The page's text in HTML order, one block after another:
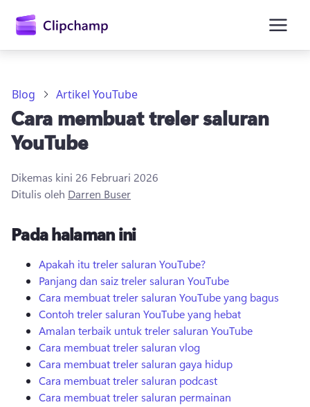
utama
Cuba secara percuma
Blog Artikel YouTube
Cara membuat treler saluran
YouTube
Dikemas kini 26 Februari 2026
Ditulis oleh Darren Buser
Pada halaman ini
Apakah itu treler saluran YouTube?
Panjang dan saiz treler saluran YouTube
Cara membuat treler saluran YouTube yang bagus
Contoh treler saluran YouTube yang hebat
Amalan terbaik untuk treler saluran YouTube
Cara membuat treler saluran vlog
Cara membuat treler saluran gaya hidup
Cara membuat treler saluran podcast
Cara membuat treler saluran permainan